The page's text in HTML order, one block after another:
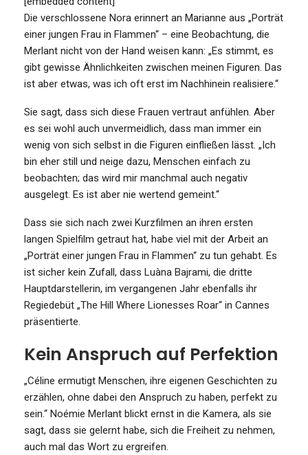
Die verschlossene Nora erinnert an Marianne aus „Porträt
einer jungen Frau in Flammen“ – eine Beobachtung, die
Merlant nicht von der Hand weisen kann: „Es stimmt, es
gibt gewisse Ähnlichkeiten zwischen meinen Figuren. Das
ist aber etwas, was ich oft erst im Nachhinein realisiere.“
Sie sagt, dass sich diese Frauen vertraut anfühlen. Aber
es sei wohl auch unvermeidlich, dass man immer ein
wenig von sich selbst in die Figuren einfließen lässt. „Ich
bin eher still und neige dazu, Menschen einfach zu
beobachten; das wird mir manchmal auch negativ
ausgelegt. Es ist aber nie wertend gemeint.“
Dass sie sich nach zwei Kurzfilmen an ihren ersten
langen Spielfilm getraut hat, habe viel mit der Arbeit an
„Porträt einer jungen Frau in Flammen“ zu tun gehabt. Es
ist sicher kein Zufall, dass Luàna Bajrami, die dritte
Hauptdarstellerin, im vergangenen Jahr ebenfalls ihr
Regiedebüt „The Hill Where Lionesses Roar“ in Cannes
präsentierte.
Kein Anspruch auf Perfektion
„Céline ermutigt Menschen, ihre eigenen Geschichten zu
erzählen, ohne dabei den Anspruch zu haben, perfekt zu
sein.“ Noémie Merlant blickt ernst in die Kamera, als sie
sagt, dass sie gelernt habe, sich die Freiheit zu nehmen,
auch mal das Wort zu ergreifen.